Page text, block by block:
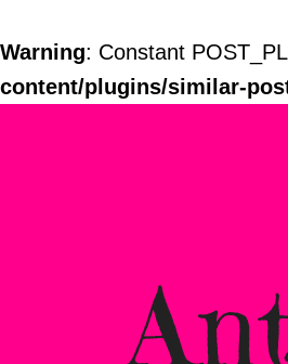
Warning: Constant
content/plugins/similar-